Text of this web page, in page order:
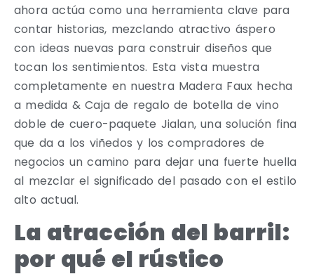
ahora actúa como una herramienta clave para
contar historias, mezclando atractivo áspero
con ideas nuevas para construir diseños que
tocan los sentimientos. Esta vista muestra
completamente en nuestra Madera Faux hecha
a medida & Caja de regalo de botella de vino
doble de cuero-paquete Jialan, una solución fina
que da a los viñedos y los compradores de
negocios un camino para dejar una fuerte huella
al mezclar el significado del pasado con el estilo
alto actual.
La atracción del barril:
por qué el rústico